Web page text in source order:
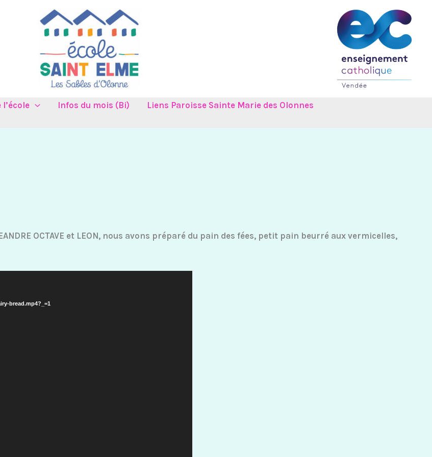
l’école Infos du mois (Bi)
Liens Paroisse Sainte Marie des Olonnes
OCTAVE et LEON, nous avons préparé du pain des fées, petit pain beurré aux vermicelles,
bread.mp4?_=1